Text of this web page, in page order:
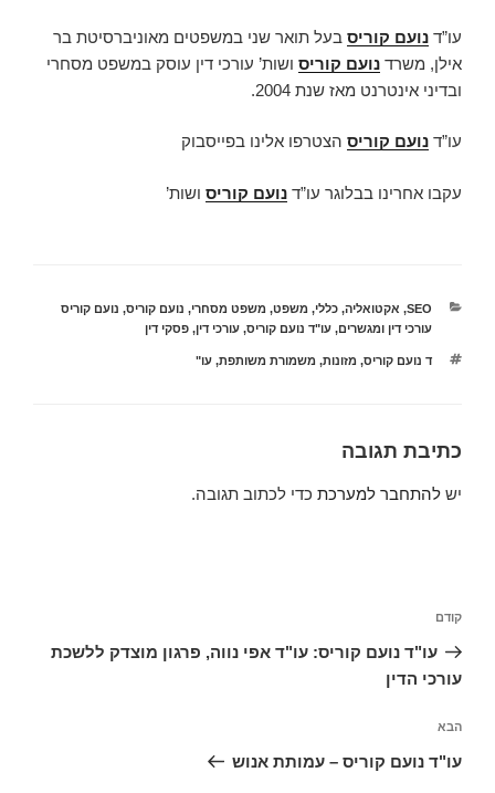
עו”ד נועם קוריס בעל תואר שני במשפטים מאוניברסיטת בר
אילן, משרד נועם קוריס ושות’ עורכי דין עוסק במשפט מסחרי
ובדיני אינטרנט מאז שנת 2004.
עו”ד נועם קוריס הצטרפו אלינו בפייסבוק
עקבו אחרינו בבלוגר עו”ד נועם קוריס ושות’
קטגוריות
SEO
, אקטואליה,כללי, משפט, משפט מסחרי, נועם קוריס, נועם קוריס
עורכי דין ומגשרים,עו"ד נועם קוריס,עורכי דין,פסקי דין
תגיות
ד נועם קוריס, מזונות, משמורת משותפת,עו"
כתיבת תגובה
יש להתחבר למערכת כדי לכתוב תגובה.
הפוסט
הקודם
קודם
עו"ד נועם קוריס: עו"ד אפי נווה, פרגון מוצדק ללשכת
עורכי הדין
הפוסט
הבא
הבא
עו"ד נועם קוריס – עמותת אנוש